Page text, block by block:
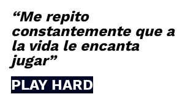
“Me repito
constantemente que a
la vida le encanta
jugar”
PLAY HARD